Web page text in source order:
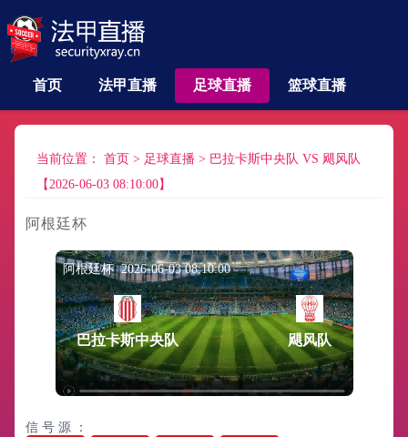
首页 法甲直播 足球直播 篮球直播
当前位置： 首页 > 足球直播 > 巴拉卡斯中央队 VS 飓风队
【2026-06-03 08:10:00】
阿根廷杯
阿根廷杯 2026-06-03 08:10:00
巴拉卡斯中央队 飓风队
信 号 源 ：